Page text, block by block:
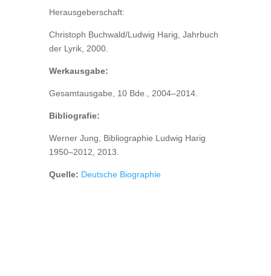
Herausgeberschaft:
Christoph Buchwald/Ludwig Harig, Jahrbuch
der Lyrik, 2000.
Werkausgabe:
Gesamtausgabe, 10 Bde., 2004–2014.
Bibliografie:
Werner Jung, Bibliographie Ludwig Harig
1950–2012, 2013.
Quelle: Deutsche Biographie